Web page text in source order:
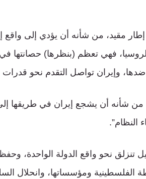
مقيد، من شأنه أن يؤدي إلى واقع
لروسيا، فهي تعظم (بنظرها) حصانتها
وإيران تواصل التقدم نحو قدرات
شأنه أن يشجع إيران في طريقها إلى
النظام”.
تنزلق نحو واقع الدولة الواحدة،
الفلسطينية ومؤسساتها، وانحلال